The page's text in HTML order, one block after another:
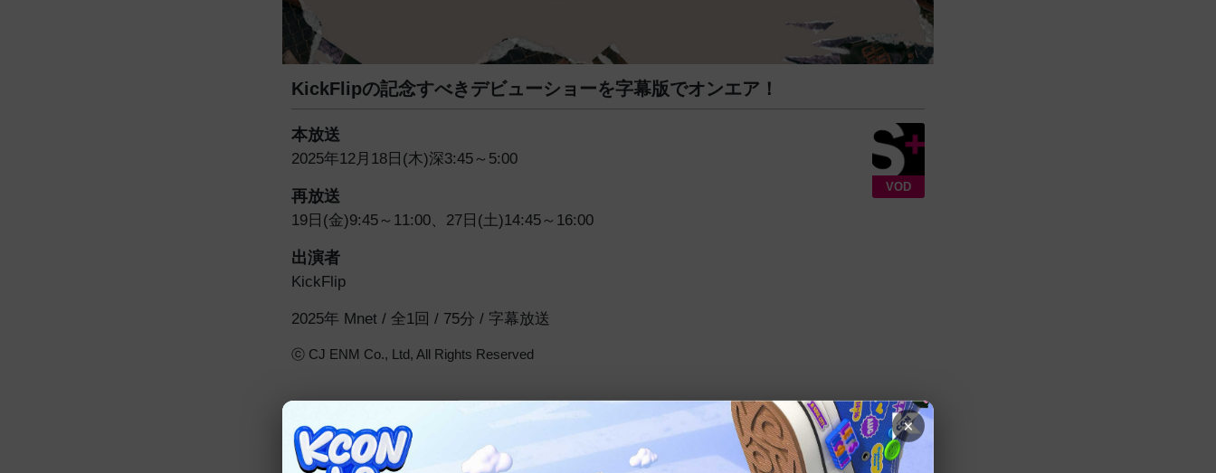
KickFlipの記念すべきデビューショーを字幕版でオンエア！
本放送
2025年12月18日(木)深3:45～5:00
VOD
再放送
19日(金)9:45～11:00、27日(土)14:45～16:00
出演者
KickFlip
2025年 Mnet / 全1回 / 75分 / 字幕放送
ⓒ CJ ENM Co., Ltd, All Rights Reserved
番組紹介 コメント
×